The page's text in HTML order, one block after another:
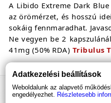
A Libido Extreme Dark
az örömérzet, és hosszú
sokáig fennmaradhat.
Ne vegyen be 2
41mg (50% RDA) Tribulus
Adatkezelési beállítások
Weboldalunk az alapvető
engedélyezhet. Részletesebb